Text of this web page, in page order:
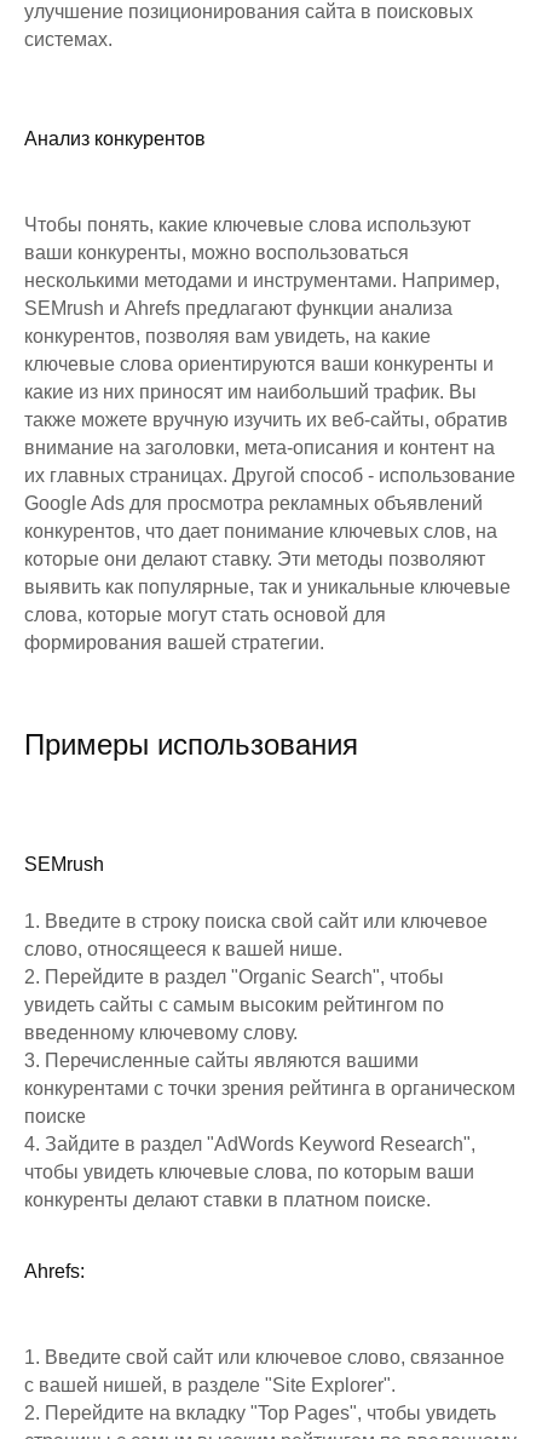
улучшение позиционирования сайта в поисковых
системах.
Анализ конкурентов
Чтобы понять, какие ключевые слова используют
ваши конкуренты, можно воспользоваться
несколькими методами и инструментами. Например,
SEMrush и Ahrefs предлагают функции анализа
конкурентов, позволяя вам увидеть, на какие
ключевые слова ориентируются ваши конкуренты и
какие из них приносят им наибольший трафик. Вы
также можете вручную изучить их веб-сайты, обратив
внимание на заголовки, мета-описания и контент на
их главных страницах. Другой способ - использование
Google Ads для просмотра рекламных объявлений
конкурентов, что дает понимание ключевых слов, на
которые они делают ставку. Эти методы позволяют
выявить как популярные, так и уникальные ключевые
слова, которые могут стать основой для
формирования вашей стратегии.
Примеры использования
SEMrush
1. Введите в строку поиска свой сайт или ключевое
слово, относящееся к вашей нише.
2. Перейдите в раздел "Organic Search", чтобы
увидеть сайты с самым высоким рейтингом по
введенному ключевому слову.
3. Перечисленные сайты являются вашими
конкурентами с точки зрения рейтинга в органическом
поиске
4. Зайдите в раздел "AdWords Keyword Research",
чтобы увидеть ключевые слова, по которым ваши
конкуренты делают ставки в платном поиске.
Ahrefs:
1. Введите свой сайт или ключевое слово, связанное
с вашей нишей, в разделе "Site Explorer".
2. Перейдите на вкладку "Top Pages", чтобы увидеть